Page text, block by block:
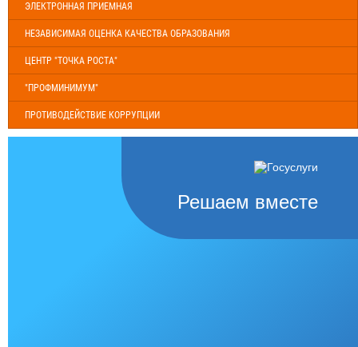
ЭЛЕКТРОННАЯ ПРИЕМНАЯ
НЕЗАВИСИМАЯ ОЦЕНКА КАЧЕСТВА ОБРАЗОВАНИЯ
ЦЕНТР "ТОЧКА РОСТА"
"ПРОФМИНИМУМ"
ПРОТИВОДЕЙСТВИЕ КОРРУПЦИИ
Решаем вместе